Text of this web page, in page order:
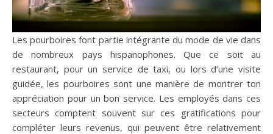
Les pourboires font partie intégrante du mode de vie dans
de nombreux pays hispanophones. Que ce soit au
restaurant, pour un service de taxi, ou lors d’une visite
guidée, les pourboires sont une manière de montrer ton
appréciation pour un bon service. Les employés dans ces
secteurs comptent souvent sur ces gratifications pour
compléter leurs revenus, qui peuvent être relativement